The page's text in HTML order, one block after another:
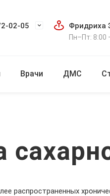
02-05 Фридриха
Пн–Пт: 8:00
Врачи ДМС
распространенных